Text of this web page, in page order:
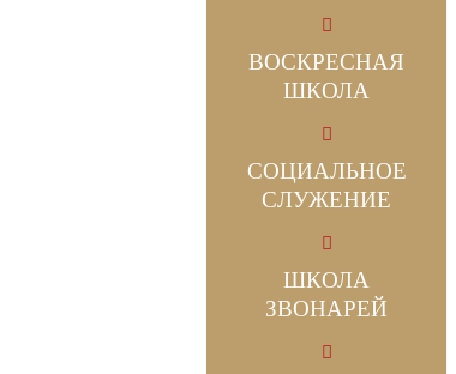
ВОСКРЕСНАЯ
ШКОЛА
СОЦИАЛЬНОЕ
СЛУЖЕНИЕ
ШКОЛА
ЗВОНАРЕЙ